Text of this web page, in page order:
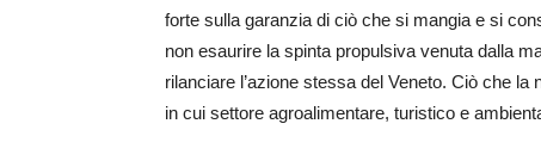
forte sulla garanzia di ciò che si mangia e si
non esaurire la spinta propulsiva venuta dalla
rilanciare l’azione stessa del Veneto. Ciò che
in cui settore agroalimentare, turistico e